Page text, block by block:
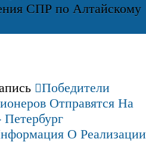
СПР по Алтайскому
Победители
Отправятся На
О Реализации